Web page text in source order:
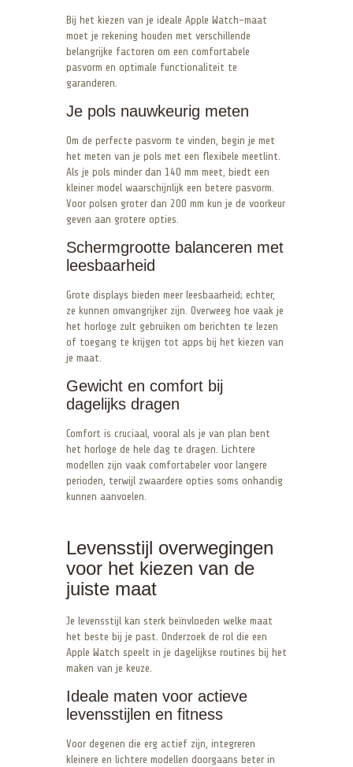
Bij het kiezen van je ideale Apple Watch-maat
moet je rekening houden met verschillende
belangrijke factoren om een comfortabele
pasvorm en optimale functionaliteit te
garanderen.
Je pols nauwkeurig meten
Om de perfecte pasvorm te vinden, begin je met
het meten van je pols met een flexibele meetlint.
Als je pols minder dan 140 mm meet, biedt een
kleiner model waarschijnlijk een betere pasvorm.
Voor polsen groter dan 200 mm kun je de voorkeur
geven aan grotere opties.
Schermgrootte balanceren met
leesbaarheid
Grote displays bieden meer leesbaarheid; echter,
ze kunnen omvangrijker zijn. Overweeg hoe vaak je
het horloge zult gebruiken om berichten te lezen
of toegang te krijgen tot apps bij het kiezen van
je maat.
Gewicht en comfort bij
dagelijks dragen
Comfort is cruciaal, vooral als je van plan bent
het horloge de hele dag te dragen. Lichtere
modellen zijn vaak comfortabeler voor langere
perioden, terwijl zwaardere opties soms onhandig
kunnen aanvoelen.
Levensstijl overwegingen
voor het kiezen van de
juiste maat
Je levensstijl kan sterk beïnvloeden welke maat
het beste bij je past. Onderzoek de rol die een
Apple Watch speelt in je dagelijkse routines bij het
maken van je keuze.
Ideale maten voor actieve
levensstijlen en fitness
Voor degenen die erg actief zijn, integreren
kleinere en lichtere modellen doorgaans beter in